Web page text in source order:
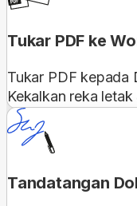
Tukar PDF ke
Tukar PDF kepada
Kekalkan reka letak
Tandatangan